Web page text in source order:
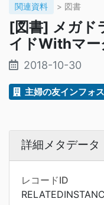
関連資料 > 図書
[図書] メガド
イドWithマー
2018-10-30
主婦の友インフォス
詳細メタデータ
レコードID